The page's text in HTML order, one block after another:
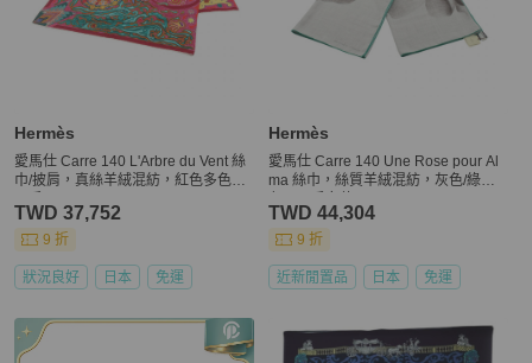
Hermès
愛馬仕 Carre 140 L'Arbre du Vent 絲
巾/披肩，真絲羊絨混紡，紅色多色，
TWD 37,752
9 折
狀況良好 日本 免運
Hermès
愛馬仕 Carre 140 Une Rose pour Al
ma 絲巾，絲質羊絨混紡，灰色/綠
TWD 44,304
9 折
近新閒置品 日本 免運